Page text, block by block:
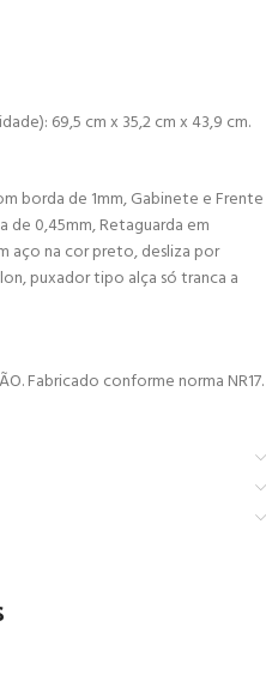
69,5 cm x 35,2 cm x 43,9 cm.
borda de 1mm, Gabinete e Frente
de 0,45mm, Retaguarda em
aço na cor preto, desliza por
puxador tipo alça só tranca a
Fabricado conforme norma NR17.